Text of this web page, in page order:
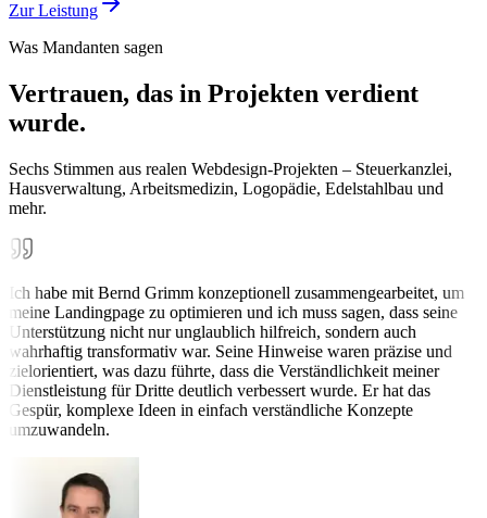
Zur Leistung
Was Mandanten sagen
Vertrauen, das in Projekten verdient
wurde.
Sechs Stimmen aus realen Webdesign-Projekten – Steuerkanzlei,
Hausverwaltung, Arbeitsmedizin, Logopädie, Edelstahlbau und
mehr.
Ich habe mit Bernd Grimm konzeptionell zusammengearbeitet, um
meine Landingpage zu optimieren und ich muss sagen, dass seine
Unterstützung nicht nur unglaublich hilfreich, sondern auch
wahrhaftig transformativ war. Seine Hinweise waren präzise und
zielorientiert, was dazu führte, dass die Verständlichkeit meiner
Dienstleistung für Dritte deutlich verbessert wurde. Er hat das
Gespür, komplexe Ideen in einfach verständliche Konzepte
umzuwandeln.